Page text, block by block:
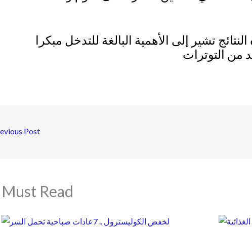
تشير إلى الأهمية البالغة للتدخل مبكرا
من التوترات
Post
Must Read